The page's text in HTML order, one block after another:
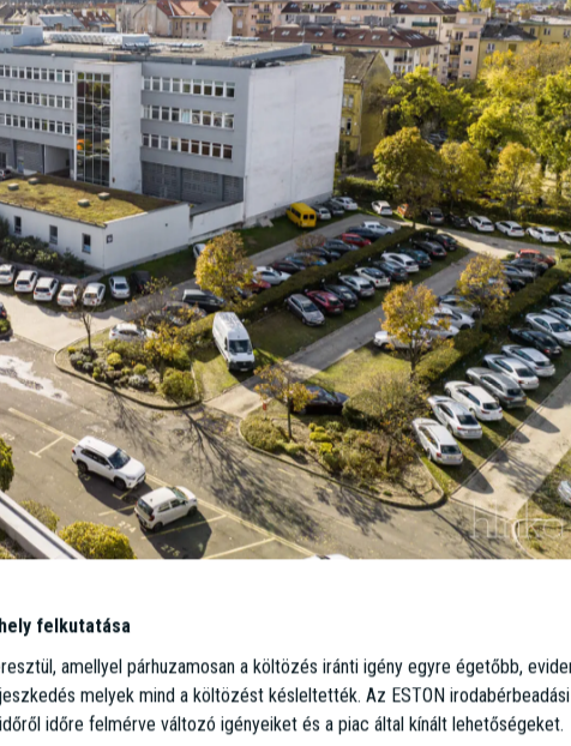
technológia iránti természetes szenvedélyétól vezérelve. Több mint 25
18 partnerirodával és 400+ alkalmazottal, világszerte több mint 30